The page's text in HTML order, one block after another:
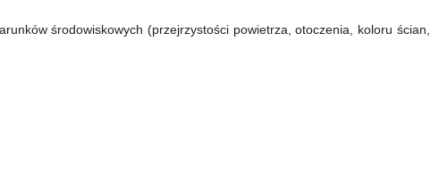
środowiskowych (przejrzystości powietrza, otoczenia, koloru ścian,